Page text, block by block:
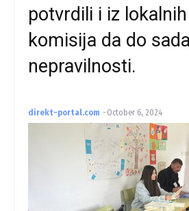
potvrdili i iz
komisija da do
nepravilnosti.
direkt-portal.com - October 6, 2024